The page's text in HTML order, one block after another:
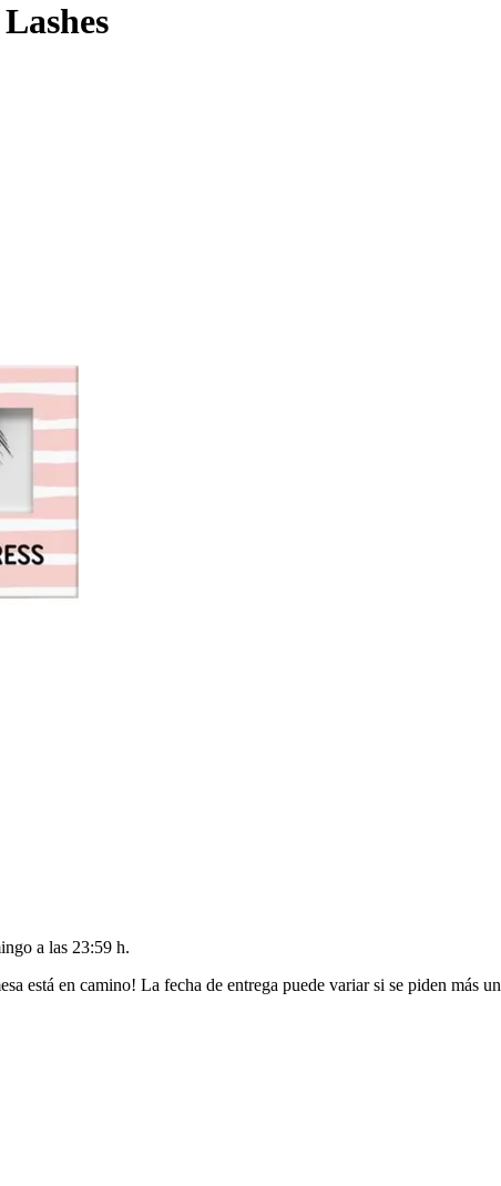
a las 23:59 h.
está en camino! La fecha de entrega puede variar si se piden más